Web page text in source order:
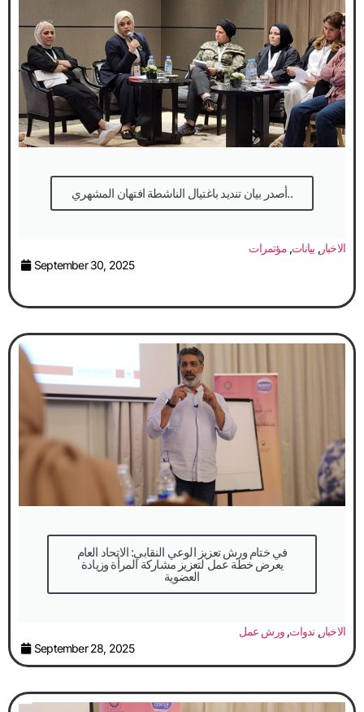
أصدر بيان تنديد باغتيال الناشطة افتهان المشهري..
الاخبار, بيانات,مؤتمرات
September 30, 2025
في ختام ورش تعزيز الوعي النقابي: الاتحاد العام
يعرض خطة عمل لتعزيز مشاركة المرأة وزيادة
العضوية
الاخبار, ندوات,ورش عمل
September 28, 2025